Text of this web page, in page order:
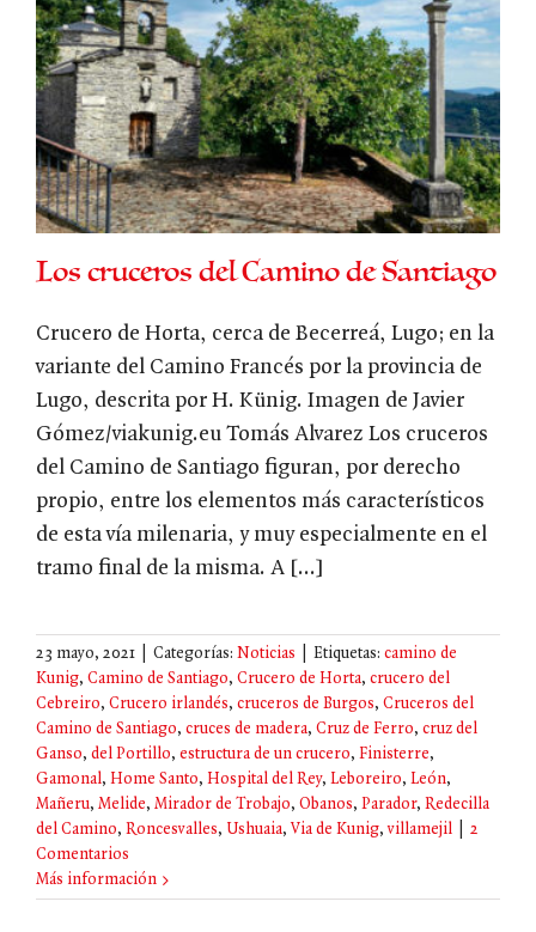
Los cruceros del Camino de Santiago
Crucero de Horta, cerca de Becerreá, Lugo; en la
variante del Camino Francés por la provincia de
Lugo, descrita por H. Künig. Imagen de Javier
Gómez/viakunig.eu Tomás Alvarez Los cruceros
del Camino de Santiago figuran, por derecho
propio, entre los elementos más característicos
de esta vía milenaria, y muy especialmente en el
tramo final de la misma. A [...]
23 mayo, 2021 Categorías: Noticias Etiquetas: camino de
Kunig, Camino de Santiago, Crucero de Horta, crucero del
Cebreiro, Crucero irlandés, cruceros de Burgos, Cruceros del
Camino de Santiago, cruces de madera, Cruz de Ferro, cruz del
Ganso, del Portillo, estructura de un crucero, Finisterre,
Gamonal, Home Santo, Hospital del Rey, Leboreiro, León,
Mañeru, Melide, Mirador de Trobajo, Obanos, Parador, Redecilla
del Camino, Roncesvalles, Ushuaia, Via de Kunig,villamejil
2
Comentarios
Más información